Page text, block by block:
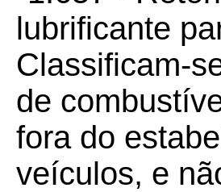
lubrificante
Classificam-
de
fora do
veículos, e